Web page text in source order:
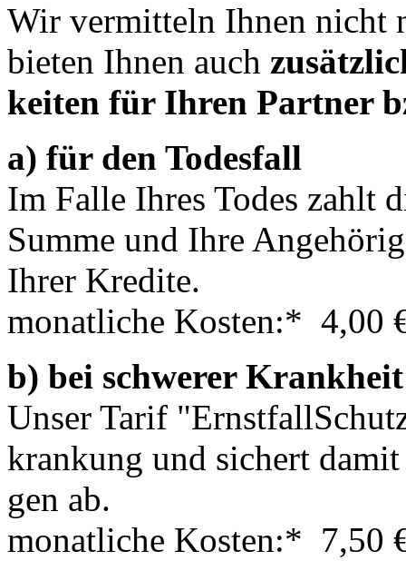
Wir vermitteln Ihnen nicht
bieten Ihnen auch
keiten für Ihren Partner
a) für den Todesfall
Im Falle Ihres Todes zahlt
Summe und Ihre
Ihrer Kredite.
monatliche Kosten:* 4,00
b) bei schwerer Krankheit
Unser Tarif
kran­kung und sichert
gen ab.
monatliche Kosten:* 7,50